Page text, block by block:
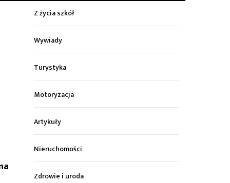
Z życia szkół
Wywiady
Turystyka
Motoryzacja
Artykuły
Nieruchomości
Zdrowie i uroda